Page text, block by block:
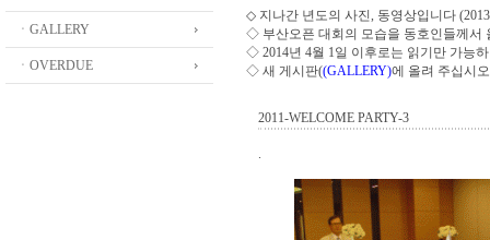
ㆍGALLERY
ㆍOVERDUE
◇ 지나간 년도의 사진, 동영상입니다
◇ 부산오픈 대회의 모습을 동호인들께서
◇ 2014년 4월 1일 이후로는 읽기만 가능
◇ 새 게시판((GALLERY)에 올려 주십시오
2011-WELCOME PARTY-3
.